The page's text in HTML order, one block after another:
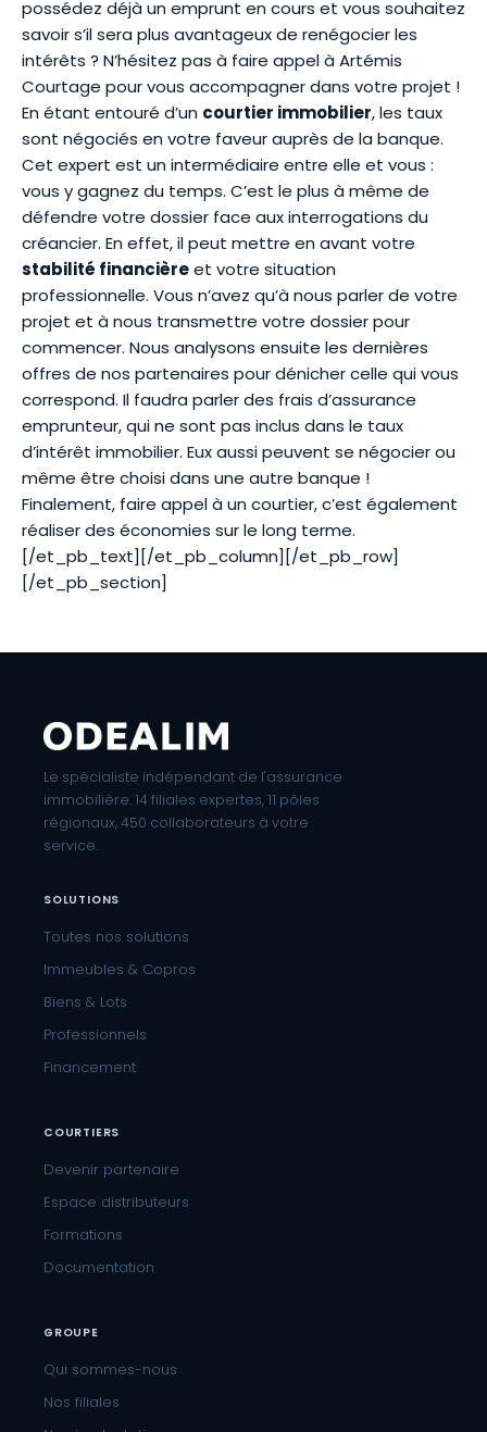
possédez déjà un emprunt en cours et vous souhaitez
savoir s’il sera plus avantageux de renégocier les
intérêts ? N’hésitez pas à faire appel à Artémis
Courtage pour vous accompagner dans votre projet !
En étant entouré d’un courtier immobilier, les taux
sont négociés en votre faveur auprès de la banque.
Cet expert est un intermédiaire entre elle et vous :
vous y gagnez du temps. C’est le plus à même de
défendre votre dossier face aux interrogations du
créancier. En effet, il peut mettre en avant votre
stabilité financièreet votre situation
professionnelle. Vous n’avez qu’à nous parler de votre
projet et à nous transmettre votre dossier pour
commencer. Nous analysons ensuite les dernières
offres de nos partenaires pour dénicher celle qui vous
correspond. Il faudra parler des frais d’assurance
emprunteur, qui ne sont pas inclus dans le taux
d’intérêt immobilier. Eux aussi peuvent se négocier ou
même être choisi dans une autre banque !
Finalement, faire appel à un courtier, c’est également
réaliser des économies sur le long terme.
[/et_pb_text][/et_pb_column][/et_pb_row]
[/et_pb_section]
Le spécialiste indépendant de l'assurance
immobilière. 14 filiales expertes, 11 pôles
régionaux, 450 collaborateurs à votre
service.
SOLUTIONS
Toutes nos solutions
Immeubles & Copros
Biens & Lots
Professionnels
Financement
COURTIERS
Devenir partenaire
Espace distributeurs
Formations
Documentation
GROUPE
Qui sommes-nous
Nos filiales